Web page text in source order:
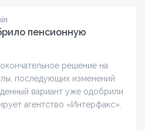
пенсионную
решение на
последующих изменений
вариант уже одобрили
агентство «Интерфакс».